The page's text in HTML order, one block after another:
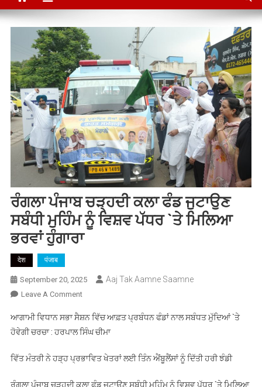
ਰੰਗਲਾ ਪੰਜਾਬ ਚੜ੍ਹਦੀ ਕਲਾ ਫੰਡ ਜੁਟਾਉਣ
ਸਬੰਧੀ ਮੁਹਿੰਮ ਨੂੰ ਵਿਸ਼ਵ ਪੱਧਰ `ਤੇ ਮਿਲਿਆ
ਭਰਵਾਂ ਹੁੰਗਾਰਾ
देश पंजाब
September 20, 2025 Aaj Tak Aamne Saamne
Leave A CommentOn
ਪੰਜਾਬ
ਚੜ੍ਹਦੀ
ਫੰਡ
ਆਗਾਮੀ ਵਿਧਾਨ ਸਭਾ ਸੈਸ਼ਨ ਵਿੱਚ ਆਫ਼ਤ ਪ੍ਰਬੰਧਨ ਫੰਡਾਂ ਨਾਲ ਸਬੰਧਤ ਮੁੱਦਿਆਂ `ਤੇ
ਹੋਵੇਗੀ ਚਰਚਾ : ਹਰਪਾਲ ਸਿੰਘ ਚੀਮਾ
ਵਿੱਤ ਮੰਤਰੀ ਨੇ ਹੜ੍ਹ ਪ੍ਰਭਾਵਿਤ ਖੇਤਰਾਂ ਲਈ ਤਿੰਨ ਐਂਬੂਲੈਂਸਾਂ ਨੂੰ ਦਿੱਤੀ ਹਰੀ ਝੰਡੀ
ਰੰਗਲਾ ਪੰਜਾਬ ਚੜ੍ਹਦੀ ਕਲਾ ਫੰਡ ਜੁਟਾਉਣ ਸਬੰਧੀ ਮੁਹਿੰਮ ਨੂੰ ਵਿਸ਼ਵ ਪੱਧਰ `ਤੇ ਮਿਲਿਆ